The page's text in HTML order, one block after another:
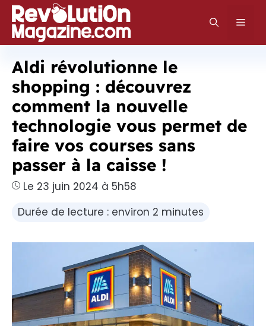
Aller
au
contenu
Aldi révolutionne le
shopping : découvrez
comment la nouvelle
technologie vous permet de
faire vos courses sans
passer à la caisse !
Le 23 juin 2024 à 5h58
Durée de lecture : environ 2 minutes